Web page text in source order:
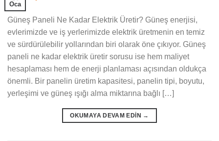
Oca
Güneş Paneli Ne Kadar Elektrik Üretir? Güneş enerjisi,
evlerimizde ve iş yerlerimizde elektrik üretmenin en temiz
ve sürdürülebilir yollarından biri olarak öne çıkıyor. Güneş
paneli ne kadar elektrik üretir sorusu ise hem maliyet
hesaplaması hem de enerji planlaması açısından oldukça
önemli. Bir panelin üretim kapasitesi, panelin tipi, boyutu,
yerleşimi ve güneş ışığı alma miktarına bağlı […]
OKUMAYA DEVAM EDIN →